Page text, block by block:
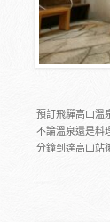
預訂飛驒高山溫
不論溫泉還是料
分鐘到達高山站